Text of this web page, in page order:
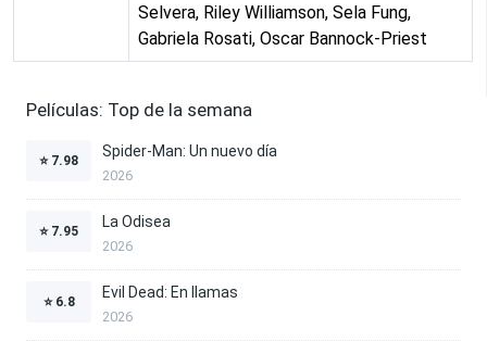
Selvera, Riley Williamson, Sela Fung,
Gabriela Rosati, Oscar Bannock-Priest
Películas: Top de la semana
⭐ 7.98
Spider-Man: Un nuevo día
2026
⭐ 7.95
La Odisea
2026
⭐ 6.8
Evil Dead: En llamas
2026